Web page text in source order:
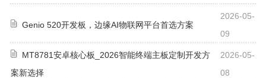
Genio 520开发板，边缘AI物联网平台首选方案
2026-05-
09
MT8781安卓核心板_2026智能终端主板定制开发方
案新选择
2026-05-
08